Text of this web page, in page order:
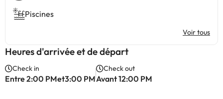
Piscines
Voir tous
Heures d'arrivée et de départ
Check in
Entre 2:00 PMet3:00 PM
Check out
Avant 12:00 PM